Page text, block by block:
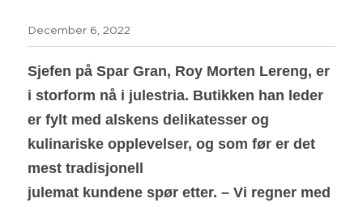
December 6, 2022
Sjefen på Spar Gran, Roy Morten Lereng, er
i storform nå i julestria. Butikken han leder
er fylt med alskens delikatesser og
kulinariske opplevelser, og som før er det
mest tradisjonell
julemat kundene spør etter. – Vi regner med